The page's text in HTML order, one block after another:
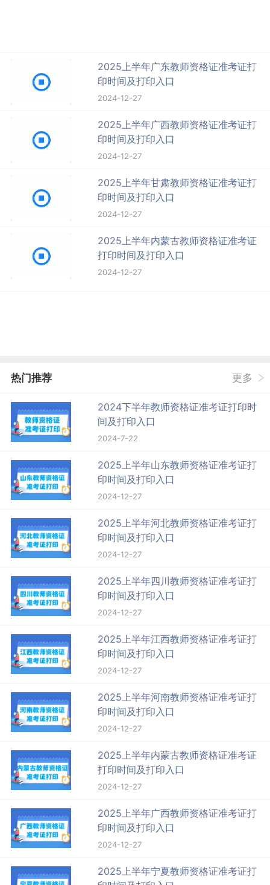
2025上半年广东教师资格证准考证打
印时间及打印入口
2024-12-27
2025上半年广西教师资格证准考证打
印时间及打印入口
2024-12-27
2025上半年甘肃教师资格证准考证打
印时间及打印入口
2024-12-27
2025上半年内蒙古教师资格证准考证
打印时间及打印入口
2024-12-27
热门推荐 更多
2024下半年教师资格证准考证打印时
间及打印入口
2024-7-22
2025上半年山东教师资格证准考证打
印时间及打印入口
2024-12-27
2025上半年河北教师资格证准考证打
印时间及打印入口
2024-12-27
2025上半年四川教师资格证准考证打
印时间及打印入口
2024-12-27
2025上半年江西教师资格证准考证打
印时间及打印入口
2024-12-27
2025上半年河南教师资格证准考证打
印时间及打印入口
2024-12-27
2025上半年内蒙古教师资格证准考证
打印时间及打印入口
2024-12-27
2025上半年广西教师资格证准考证打
印时间及打印入口
2024-12-27
2025上半年宁夏教师资格证准考证打